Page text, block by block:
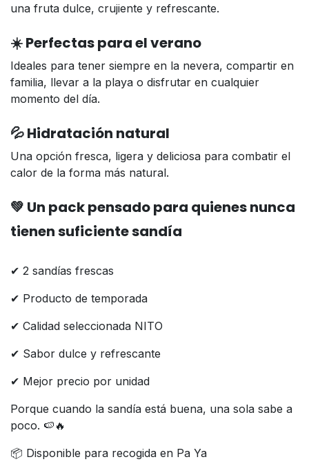
una fruta dulce, crujiente y refrescante.
☀️ Perfectas para el verano
Ideales para tener siempre en la nevera, compartir en
familia, llevar a la playa o disfrutar en cualquier
momento del día.
💦 Hidratación natural
Una opción fresca, ligera y deliciosa para combatir el
calor de la forma más natural.
💚 Un pack pensado para quienes nunca
tienen suficiente sandía
✔ 2 sandías frescas
✔ Producto de temporada
✔ Calidad seleccionada NITO
✔ Sabor dulce y refrescante
✔ Mejor precio por unidad
Porque cuando la sandía está buena, una sola sabe a
poco. 🍉🔥
📦 Disponible para recogida en Pa Ya